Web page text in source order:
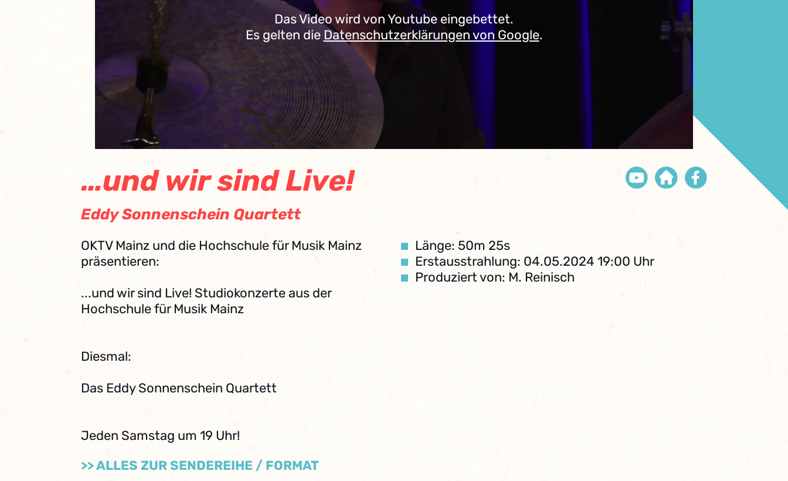
Das Video wird von Youtube eingebettet.
Es gelten die Datenschutzerklärungen von Google.
…und wir sind Live!
Eddy Sonnenschein Quartett
OKTV Mainz und die Hochschule für Musik Mainz
präsentieren:
...und wir sind Live! Studiokonzerte aus der
Hochschule für Musik Mainz
Diesmal:
Das Eddy Sonnenschein Quartett
Jeden Samstag um 19 Uhr!
>> ALLES ZUR SENDEREIHE / FORMAT
Länge: 50m 25s
Erstausstrahlung: 04.05.2024 19:00 Uhr
Produziert von: M. Reinisch